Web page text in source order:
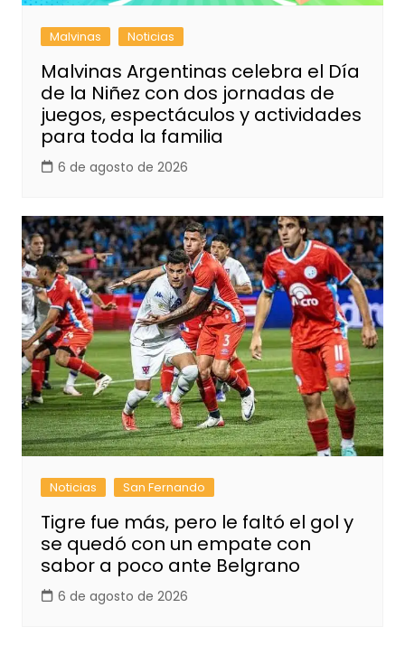
Malvinas Noticias
Malvinas Argentinas celebra el Día
de la Niñez con dos jornadas de
juegos, espectáculos y actividades
para toda la familia
6 de agosto de 2026
Noticias San Fernando
Tigre fue más, pero le faltó el gol y
se quedó con un empate con
sabor a poco ante Belgrano
6 de agosto de 2026